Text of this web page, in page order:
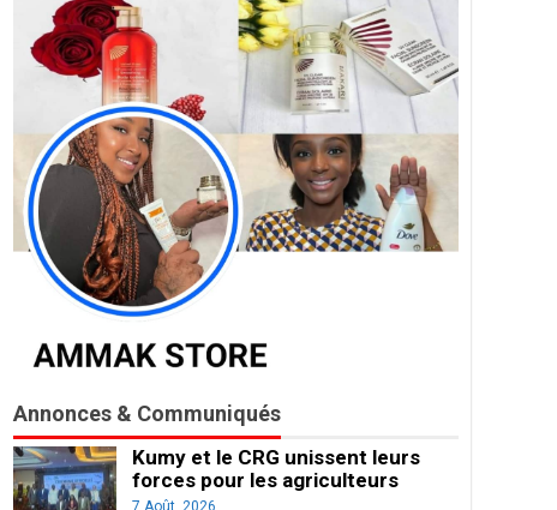
Annonces & Communiqués
Kumy et le CRG unissent leurs
forces pour les agriculteurs